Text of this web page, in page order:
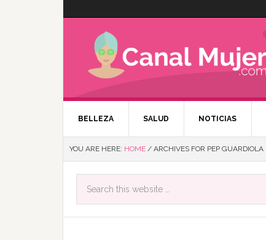
BELLEZA SALUD NOTICIAS
YOU ARE HERE: HOME / ARCHIVES FOR PEP GUARDIOLA